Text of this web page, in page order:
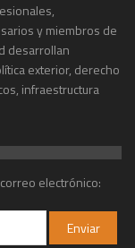
y miembros de
desarrollan
exterior, derecho
infraestructura
electrónico: